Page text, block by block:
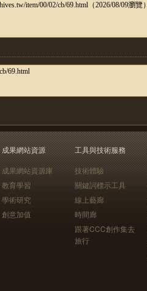
成果網站資源
成果網站資源庫
教育學習
學術研究
創意加值
工具與技術服務
技術體驗
關鍵詞標示工具
線上藝廊
時間廊
跟著CCC創作集去
旅行